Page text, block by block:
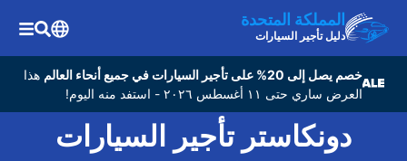
المملكة المتحدة
دليل تأجير السيارات
خصم يصل إلى 20% على تأجير السيارات في جميع أنحاء العالم
هذا
العرض ساري حتى ١١ أغسطس ٢٠٢٦ - استفد منه اليوم!
دونكاستر تأجير السيارات